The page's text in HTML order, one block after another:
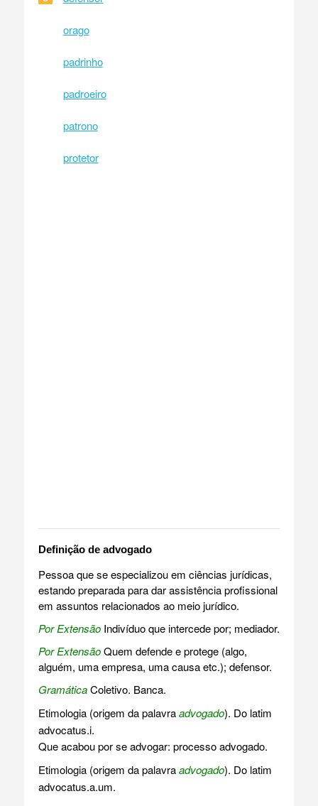
orago
padrinho
padroeiro
patrono
protetor
Definição de advogado
Pessoa que se especializou em ciências jurídicas,
estando preparada para dar assistência profissional
em assuntos relacionados ao meio jurídico.
Por ExtensãoIndivíduo que intercede por; mediador.
Por ExtensãoQuem defende e protege (algo,
alguém, uma empresa, uma causa etc.); defensor.
GramáticaColetivo. Banca.
Etimologia (origem da palavraadvogado). Do latim
advocatus.i.
Que acabou por se advogar: processo advogado.
Etimologia (origem da palavraadvogado). Do latim
advocatus.a.um.